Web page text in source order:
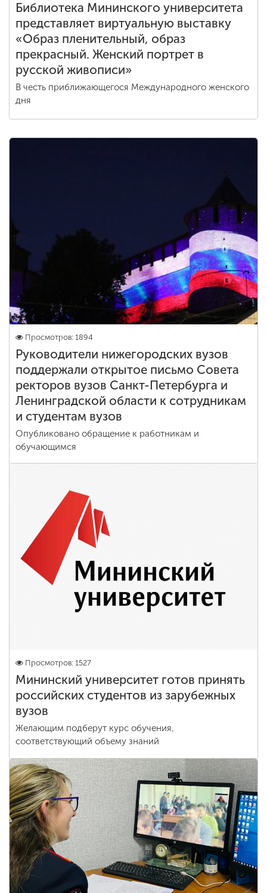
Библиотека Мининского университета
представляет виртуальную выставку
«Образ пленительный, образ
прекрасный. Женский портрет в
русской живописи»
В честь приближающегося Международного женского
дня
Просмотров: 1894
Руководители нижегородских вузов
поддержали открытое письмо Совета
ректоров вузов Санкт-Петербурга и
Ленинградской области к сотрудникам
и студентам вузов
Опубликовано обращение к работникам и
обучающимся
Просмотров: 1527
Мининский университет готов принять
российских студентов из зарубежных
вузов
Желающим подберут курс обучения,
соответствующий объему знаний